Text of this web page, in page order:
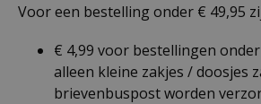
Voor een bestelling onder € 49,95
€ 4,99 voor bestellingen
alleen kleine zakjes / doosjes
brievenbuspost worden